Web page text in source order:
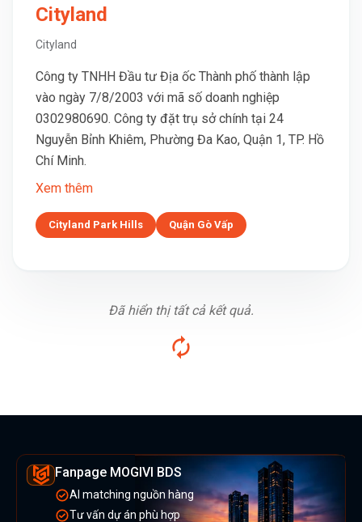
Cityland
Cityland
Công ty TNHH Đầu tư Địa ốc Thành phố thành lập
vào ngày 7/8/2003 với mã số doanh nghiệp
0302980690. Công ty đặt trụ sở chính tại 24
Nguyễn Bỉnh Khiêm, Phường Đa Kao, Quận 1, TP. Hồ
Chí Minh.
Xem thêm
Cityland Park Hills Quận Gò Vấp
Đã hiển thị tất cả kết quả.
Fanpage MOGIVI BDS
AI matching nguồn hàng
Tư vấn dự án phù hợp